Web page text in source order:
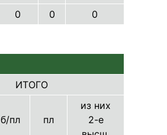
0 0 0
ИТОГО
б/пл пл
из них
2-е